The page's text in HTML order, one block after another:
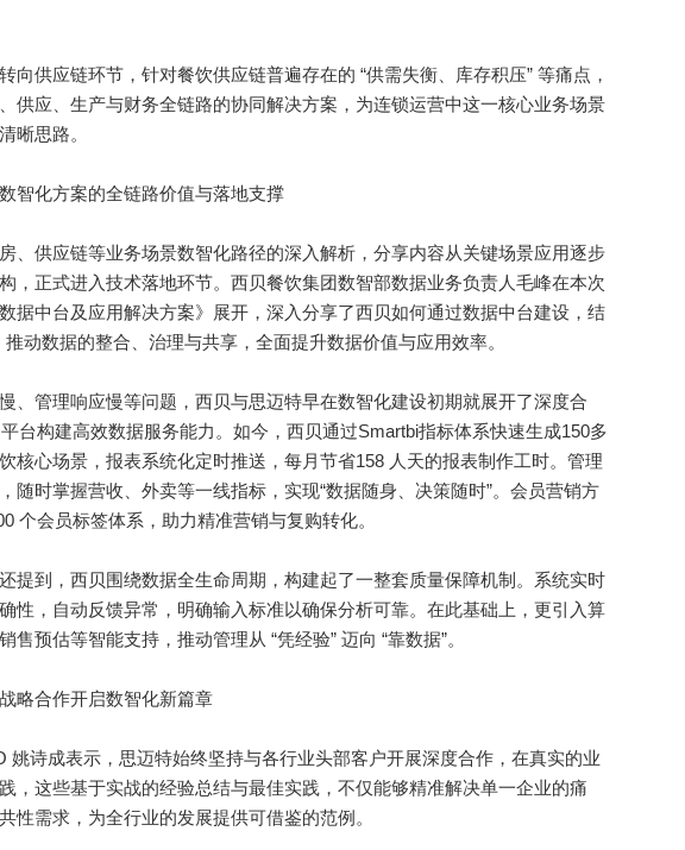
供应链环节，针对餐饮供应链普遍存在的 “供需失衡、库存积压” 等痛点，
供应、生产与财务全链路的协同解决方案，为连锁运营中这一核心业务场景
晰思路。
化方案的全链路价值与落地支撑
供应链等业务场景数智化路径的深入解析，分享内容从关键场景应用逐步
，正式进入技术落地环节。西贝餐饮集团数智部数据业务负责人毛峰在本次
据中台及应用解决方案》展开，深入分享了西贝如何通过数据中台建设，结
动数据的整合、治理与共享，全面提升数据价值与应用效率。
管理响应慢等问题，西贝与思迈特早在数智化建设初期就展开了深度合
台构建高效数据服务能力。如今，西贝通过Smartbi指标体系快速生成150多
核心场景，报表系统化定时推送，每月节省158 人天的报表制作工时。管理
随时掌握营收、外卖等一线指标，实现“数据随身、决策随时”。会员营销方
个会员标签体系，助力精准营销与复购转化。
到，西贝围绕数据全生命周期，构建起了一整套质量保障机制。系统实时
性，自动反馈异常，明确输入标准以确保分析可靠。在此基础上，更引入算
售预估等智能支持，推动管理从 “凭经验” 迈向 “靠数据”。
合作开启数智化新篇章
诗成表示，思迈特始终坚持与各行业头部客户开展深度合作，在真实的业
，这些基于实战的经验总结与最佳实践，不仅能够精准解决单一企业的痛
性需求，为全行业的发展提供可借鉴的范例。